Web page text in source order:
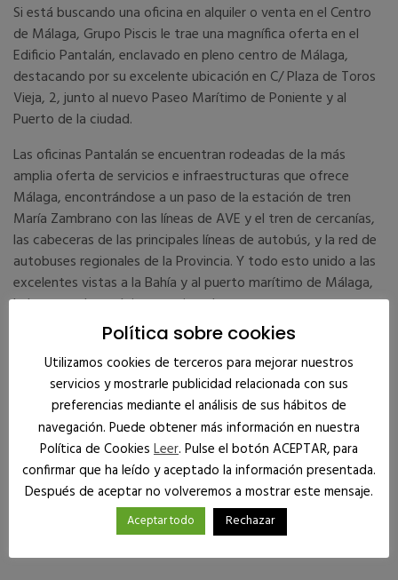
Si está buscando una oficina en alquiler o venta en el Centro
de Málaga, Grupo Piscis le trae una magnífica oferta en el
Edificio Pantalán, enclavado en pleno centro de Málaga,
destacando por su excelente ubicación en C/ Plaza de Toros
Vieja, 2, junto al nuevo Paseo Marítimo de Poniente y al
Puerto de la ciudad.
Las oficinas Pantalán se encuentran rodeadas de la más
amplia oferta de servicios e infraestructuras que ofrece
Málaga, encontrándose a un paso de la estación de tren
María Zambrano con las líneas de AVE y el tren de cercanías,
las cabeceras de las principales líneas de autobús, y la red de
autobuses regionales de la Provincia. Y todo esto unido a las
excelentes vistas a la Bahía y al puerto marítimo de Málaga,
lo hacen un lugar único para instalar su empresa.
Para cada oficina existe la posibilidad de alquilar una plaza de
aparcamiento en Edificio Pantalán.
Oficinas Disponibles
Política sobre cookies
Utilizamos cookies de terceros para mejorar nuestros
servicios y mostrarle publicidad relacionada con sus
preferencias mediante el análisis de sus hábitos de
navegación. Puede obtener más información en nuestra
Política de Cookies Leer. Pulse el botón ACEPTAR, para
confirmar que ha leído y aceptado la información presentada.
Después de aceptar no volveremos a mostrar este mensaje.
Aceptar todo Rechazar